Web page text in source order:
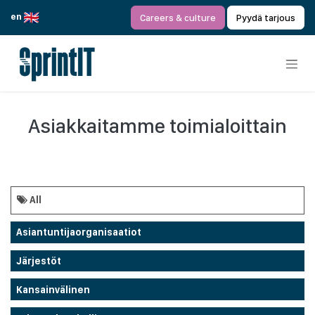
en
Careers & culture Pyydä tarjous
Asiakkaitamme toimialoittain
All
Asiantuntijaorganisaatiot
Järjestöt
Kansainvälinen